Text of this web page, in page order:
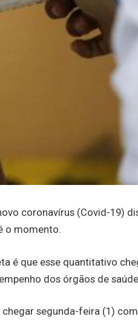
coronavírus (Covid-19)
o momento.
é que esse quantitativo
dos órgãos de
segunda-feira (1)